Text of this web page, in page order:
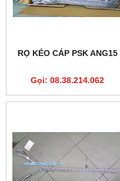
RỌ KÉO CÁP PSK ANG15
Gọi: 08.38.214.062